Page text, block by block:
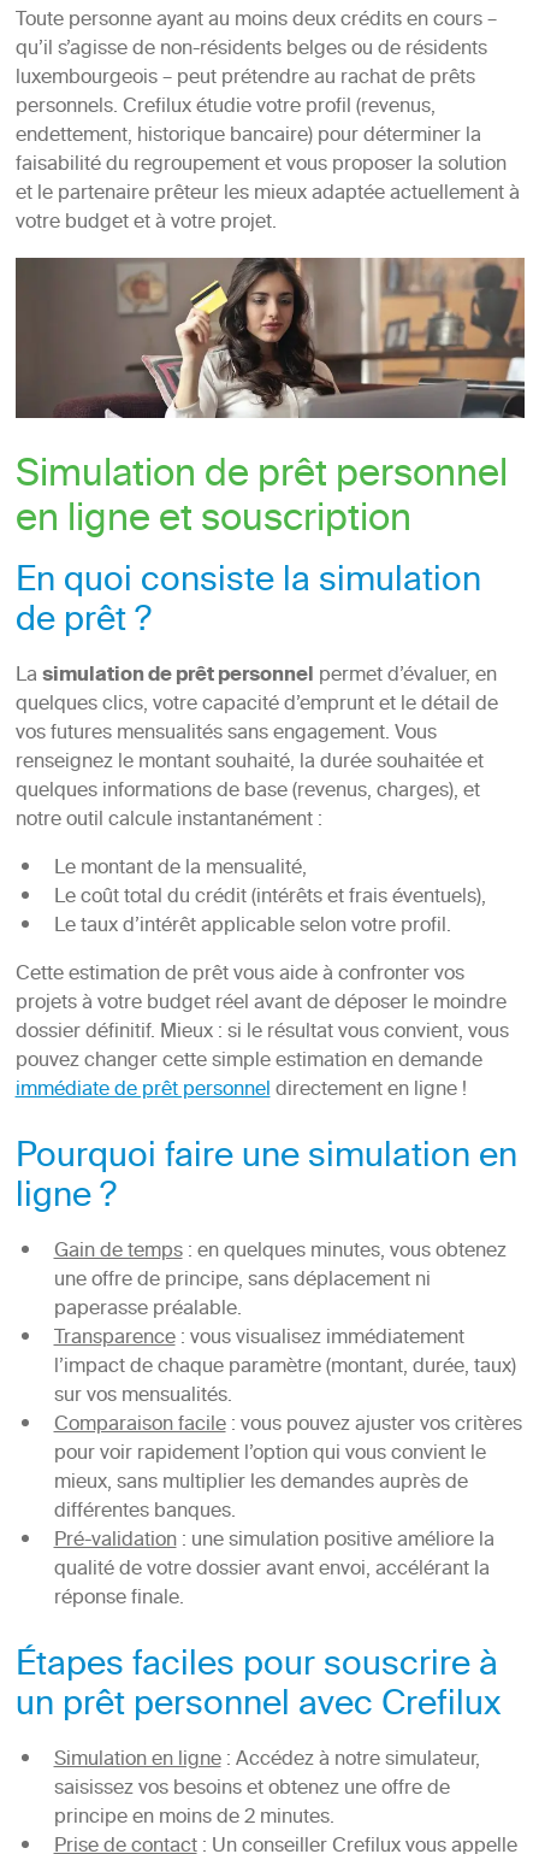
Toute personne ayant au moins deux crédits en cours –
qu’il s’agisse de non-résidents belges ou de résidents
luxembourgeois – peut prétendre au rachat de prêts
personnels. Crefilux étudie votre profil (revenus,
endettement, historique bancaire) pour déterminer la
faisabilité du regroupement et vous proposer la solution
et le partenaire prêteur les mieux adaptée actuellement à
votre budget et à votre projet.
Simulation de prêt personnel
en ligne et souscription
En quoi consiste la simulation
de prêt ?
Lasimulation de prêt personnel permet d’évaluer, en
quelques clics, votre capacité d’emprunt et le détail de
vos futures mensualités sans engagement. Vous
renseignez le montant souhaité, la durée souhaitée et
quelques informations de base (revenus, charges), et
notre outil calcule instantanément :
Le montant de la mensualité,
Le coût total du crédit (intérêts et frais éventuels),
Le taux d’intérêt applicable selon votre profil.
Cette estimation de prêt vous aide à confronter vos
projets à votre budget réel avant de déposer le moindre
dossier définitif. Mieux : si le résultat vous convient, vous
pouvez changer cette simple estimation en demande
immédiate de prêt personneldirectement en ligne !
Pourquoi faire une simulation en
ligne ?
Gain de temps: en quelques minutes, vous obtenez
une offre de principe, sans déplacement ni
paperasse préalable.
Transparence: vous visualisez immédiatement
l’impact de chaque paramètre (montant, durée, taux)
sur vos mensualités.
Comparaison facile: vous pouvez ajuster vos critères
pour voir rapidement l’option qui vous convient le
mieux, sans multiplier les demandes auprès de
différentes banques.
Pré-validation: une simulation positive améliore la
qualité de votre dossier avant envoi, accélérant la
réponse finale.
Étapes faciles pour souscrire à
un prêt personnel avec Crefilux
Simulation en ligne: Accédez à notre simulateur,
saisissez vos besoins et obtenez une offre de
principe en moins de 2 minutes.